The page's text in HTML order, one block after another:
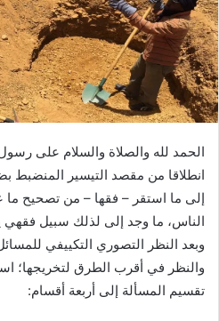
الحمد لله والصلاة والسلام على
انطلاقا من مقصد التيسير المنضبط
إلى ما استقر – فقها – من تصحيح
الناس، ما وجد إلى لذلك سبيل فقهي
وبعد النظر التصوري التكييفي
والنظر في أقرب الطرق لتخريجها؛
تقسيم المسألة إلى أربعة أقسام: